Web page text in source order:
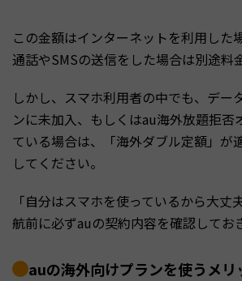
この金額はインターネットを利用した
通話やSMSの送信をした場合は別途料
しかし、スマホ利用者の中でも、デー
ンに未加入、もしくはau海外放題拒否
ている場合は、「海外ダブル定額」が
してください。
「自分はスマホを使っているから大丈
航前に必ずauの契約内容を確認してお
auの海外向けプランを使うメリ